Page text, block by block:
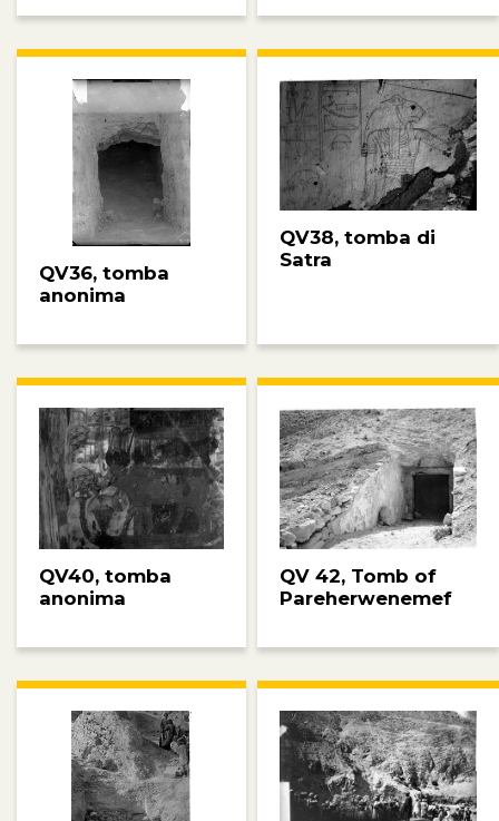
QV36, tomba
anonima
QV38, tomba di
Satra
QV40, tomba
anonima
QV 42, Tomb of
Pareherwenemef